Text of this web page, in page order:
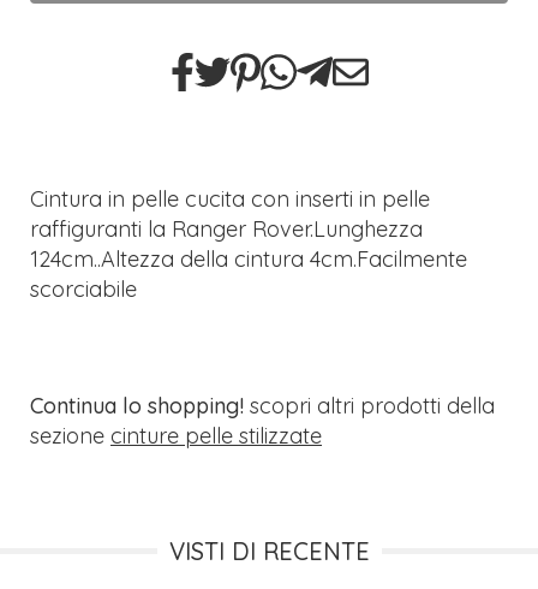
Cintura in pelle cucita con inserti in pelle
raffiguranti la Ranger Rover.Lunghezza
124cm..Altezza della cintura 4cm.Facilmente
scorciabile
Continua lo shopping! scopri altri prodotti della
sezione cinture pelle stilizzate
VISTI DI RECENTE